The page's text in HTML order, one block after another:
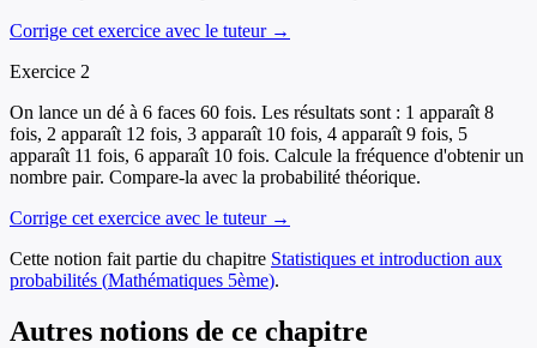
Corrige cet exercice avec le tuteur →
Exercice 2
On lance un dé à 6 faces 60 fois. Les résultats sont : 1 apparaît 8
fois, 2 apparaît 12 fois, 3 apparaît 10 fois, 4 apparaît 9 fois, 5
apparaît 11 fois, 6 apparaît 10 fois. Calcule la fréquence d'obtenir un
nombre pair. Compare-la avec la probabilité théorique.
Corrige cet exercice avec le tuteur →
Cette notion fait partie du chapitre Statistiques et introduction aux
probabilités (Mathématiques 5ème).
Autres notions de ce chapitre